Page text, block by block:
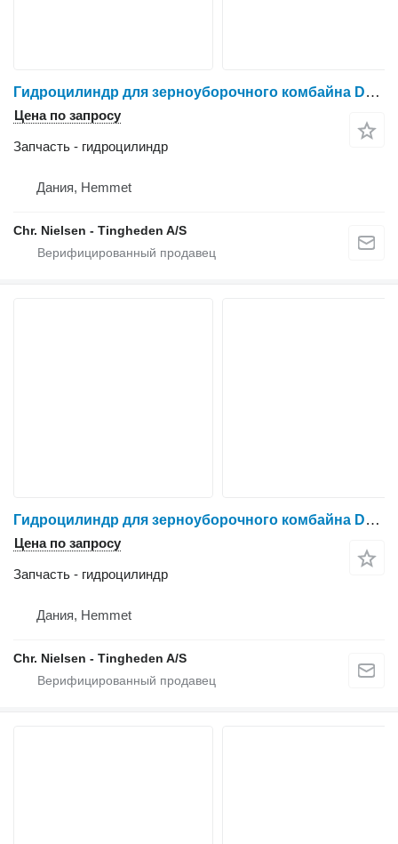
Гидроцилиндр для зерноуборочного комбайна Dronningborg D1650
Цена по запросу
Запчасть - гидроцилиндр
Дания, Hemmet
Chr. Nielsen - Tingheden A/S
Гидроцилиндр для зерноуборочного комбайна Dronningborg D1650
Цена по запросу
Запчасть - гидроцилиндр
Дания, Hemmet
Chr. Nielsen - Tingheden A/S